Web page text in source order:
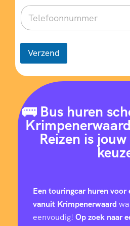
Verzend
🚌 Bus huren
Reizen is
Een touringcar huren voor
vanuit Krimpenerwaard
eenvoudig! Op zoek naar